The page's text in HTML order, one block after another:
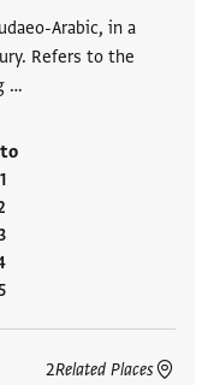
Arabic, in a
Refers to the
…
Related Places
2